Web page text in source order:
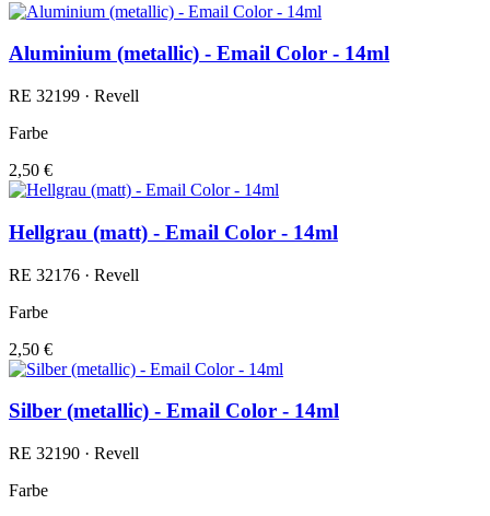
Aluminium (metallic) - Email Color - 14ml
RE 32199 · Revell
Farbe
2,50 €
Hellgrau (matt) - Email Color - 14ml
RE 32176 · Revell
Farbe
2,50 €
Silber (metallic) - Email Color - 14ml
RE 32190 · Revell
Farbe